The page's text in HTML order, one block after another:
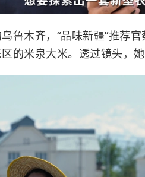
木齐，“品味新疆”推荐官
的米泉大米。透过镜头，